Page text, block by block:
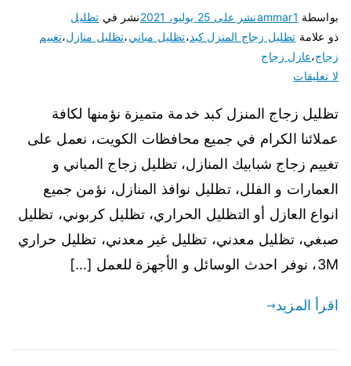
بواسطة ammar1نشر على 25 يوليو، 2021 نشر في تظليل
ذو علامة تظليل زجاج المنزل كبد،تظليل مباني،تظليل منازل،تغييم
زجاج،عازل زجاج
لا تعليقات
تظليل زجاج المنزل كبد خدمة متميزة نؤمنها لكافة
عملائنا الكرام في جميع محافظات الكويت، نعمل على
تغييم زجاج شبابيك المنازل، تظليل زجاج المباني و
العمارات و الفلل، تظليل نوافذ المنازل، نؤمن جميع
انواع العازل أو التظليل الحراري، تظليل كربوني، تظليل
صبغي، تظليل معدني، تظليل غير معدني، تظليل حراري
3M، نوفر احدث الوسائل و الأجهزة للعمل […]
اقرأ المزيد